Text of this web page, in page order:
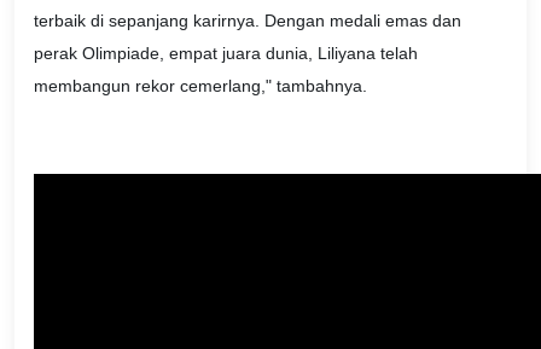
terbaik di sepanjang karirnya. Dengan medali emas dan
perak Olimpiade, empat juara dunia, Liliyana telah
membangun rekor cemerlang," tambahnya.